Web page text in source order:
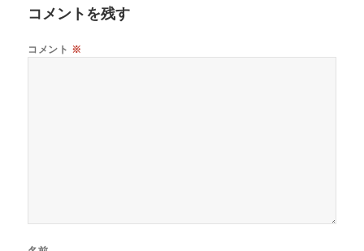
稿:
コメントを残す
コメント ※